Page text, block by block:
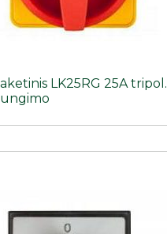
LK25RG 25A tripol.